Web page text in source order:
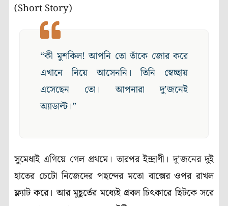
(Short Story)
“কী মুশকিল! আপনি তো তাঁকে জোর করে
এখানে নিয়ে আসেননি। তিনি স্বেচ্ছায়
এসেছেন তো। আপনারা দু’জনেই
অ্যাডাল্ট।”
সুমেধাই এগিয়ে গেল প্রথমে। তারপর ইন্দ্রাণী। দু’জনের দুই
হাতের চেটো নিজেদের পছন্দের মতো বাক্সের ওপর রাখল
ফ্ল্যাট করে। আর মুহূর্তের মধ্যেই প্রবল চিৎকারে ছিটকে সরে